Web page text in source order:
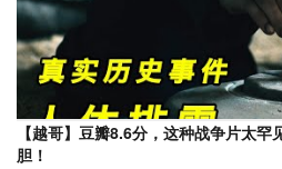
【越哥】豆瓣8.6分，这种战争片太
胆！